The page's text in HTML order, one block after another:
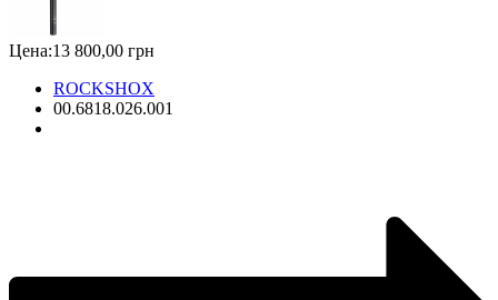
Цена:13 800,00 грн
ROCKSHOX
00.6818.026.001